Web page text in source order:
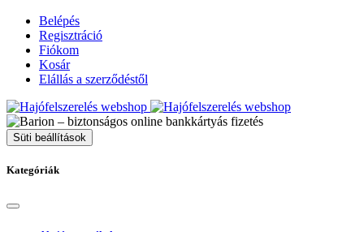
Belépés
Regisztráció
Fiókom
Kosár
Elállás a szerződéstől
Süti beállítások
Kategóriák